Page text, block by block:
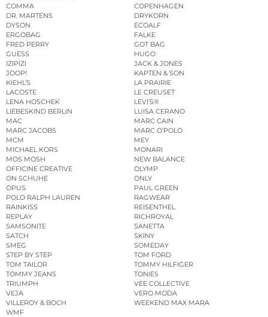
COMMA
COPENHAGEN
DR. MARTENS
DRYKORN
DYSON
ECOALF
ERGOBAG
FALKE
FRED PERRY
GOT BAG
GUESS
HUGO
IZIPIZI
JACK & JONES
JOOP!
KAPTEN & SON
KIEHL’S
LA PRAIRIE
LACOSTE
LE CREUSET
LENA HOSCHEK
LEVI’S®
LIEBESKIND BERLIN
LUISA CERANO
MAC
MARC CAIN
MARC JACOBS
MARC O’POLO
MCM
MEY
MICHAEL KORS
MONARI
MOS MOSH
NEW BALANCE
OFFICINE CREATIVE
OLYMP
ON SCHUHE
ONLY
OPUS
PAUL GREEN
POLO RALPH LAUREN
RAGWEAR
RAINKISS
REISENTHEL
REPLAY
RICHROYAL
SAMSONITE
SANETTA
SATCH
SKINY
SMEG
SOMEDAY
STEP BY STEP
TOM FORD
TOM TAILOR
TOMMY HILFIGER
TOMMY JEANS
TONIES
TRIUMPH
VEE COLLECTIVE
VEJA
VERO MODA
VILLEROY & BOCH
WEEKEND MAX MARA
WMF